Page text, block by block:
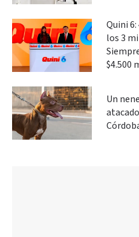
Quini
los 3
$4.500
Un